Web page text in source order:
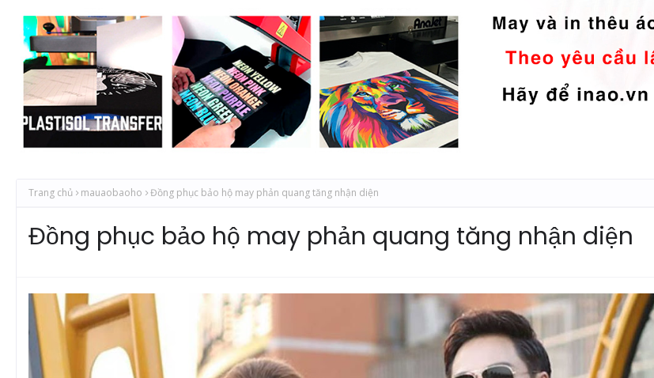
Trang chủ mauaobaoho Đồng phục bảo hộ may phản quang tăng nhận diện
Đồng phục bảo hộ may phản quang tăng nhận diện